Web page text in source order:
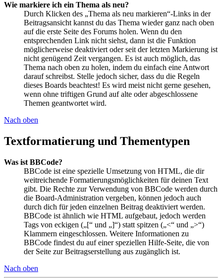
Wie markiere ich ein Thema als neu?
Durch Klicken des „Thema als neu markieren“-Links in der
Beitragsansicht kannst du das Thema wieder ganz nach oben
auf die erste Seite des Forums holen. Wenn du den
entsprechenden Link nicht siehst, dann ist die Funktion
möglicherweise deaktiviert oder seit der letzten Markierung ist
nicht genügend Zeit vergangen. Es ist auch möglich, das
Thema nach oben zu holen, indem du einfach eine Antwort
darauf schreibst. Stelle jedoch sicher, dass du die Regeln
dieses Boards beachtest! Es wird meist nicht gerne gesehen,
wenn ohne triftigen Grund auf alte oder abgeschlossene
Themen geantwortet wird.
Nach oben
Textformatierung und Thementypen
Was ist BBCode?
BBCode ist eine spezielle Umsetzung von HTML, die dir
weitreichende Formatierungsmöglichkeiten für deinen Text
gibt. Die Rechte zur Verwendung von BBCode werden durch
die Board-Administration vergeben, können jedoch auch
durch dich für jeden einzelnen Beitrag deaktiviert werden.
BBCode ist ähnlich wie HTML aufgebaut, jedoch werden
Tags von eckigen („[“ und „]“) statt spitzen („<“ und „>“)
Klammern eingeschlossen. Weitere Informationen zu
BBCode findest du auf einer speziellen Hilfe-Seite, die von
der Seite zur Beitragserstellung aus zugänglich ist.
Nach oben